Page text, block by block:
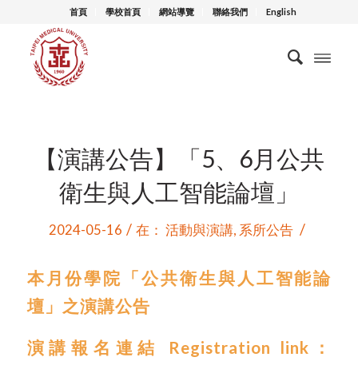
首頁 學校首頁 網站導覽 聯絡我們 English
【演講公告】「5、6月公共
衛生與人工智能論壇」
2024-05-16 / 在： 活動與演講, 系所公告 /
本月份學院「公共衛生與人工智能論
壇」之演講公告
演講報名連結 Registration link ：